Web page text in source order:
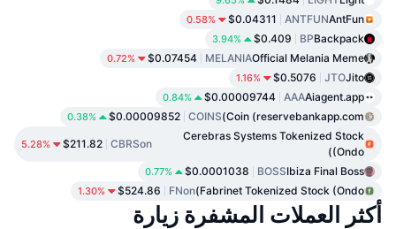
AntFun
ANTFUN
$0.04311
0.58%
Backpack
BP
$0.409
3.94%
Official Melania Meme
MELANIA
$0.07454
0.72%
Jito
JTO
$0.5076
1.16%
Aiagent.app
AAA
$0.00009744
0.84%
Coin (reservebankapp.com)
COINS
$0.00009852
0.38%
Cerebras Systems Tokenized Stock
(Ondo)
CBRSon
$211.82
5.28%
Ibiza Final Boss
BOSS
$0.0001038
0.77%
Fabrinet Tokenized Stock (Ondo)
FNon
$524.86
1.30%
أكثر العملات المشفرة زيارة